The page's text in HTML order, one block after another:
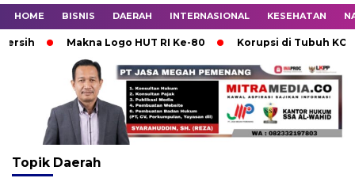
HOME BISNIS DAERAH INTERNASIONAL KESEHATAN
Makna Logo HUT RI Ke-80 Korupsi di Tubuh KONI
Topik Daerah